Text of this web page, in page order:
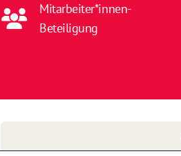
Mitarbeiter*innen-
Beteiligung